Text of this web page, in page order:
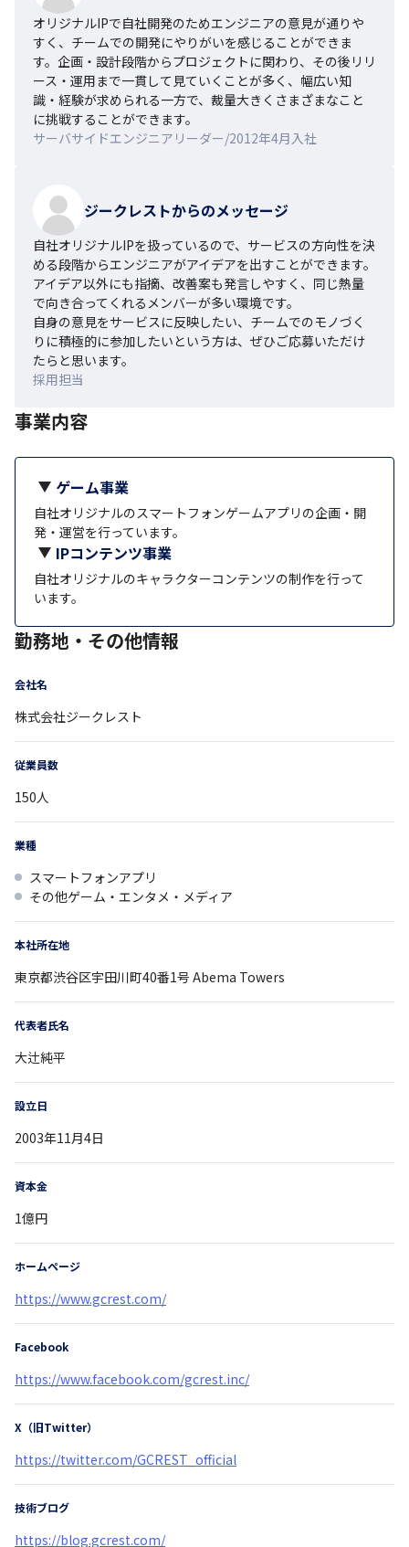
オリジナルIPで自社開発のためエンジニアの意見が通りや
すく、チームでの開発にやりがいを感じることができま
す。企画・設計段階からプロジェクトに関わり、その後リリ
ース・運用まで一貫して見ていくことが多く、幅広い知
識・経験が求められる一方で、裁量大きくさまざまなこと
に挑戦することができます。
サーバサイドエンジニアリーダー/2012年4月入社
ジークレストからのメッセージ
自社オリジナルIPを扱っているので、サービスの方向性を決
める段階からエンジニアがアイデアを出すことができます。
アイデア以外にも指摘、改善案も発言しやすく、同じ熱量
で向き合ってくれるメンバーが多い環境です。
自身の意見をサービスに反映したい、チームでのモノづく
りに積極的に参加したいという方は、ぜひご応募いただけ
たらと思います。
採用担当
事業内容
ゲーム事業
自社オリジナルのスマートフォンゲームアプリの企画・開
発・運営を行っています。
IPコンテンツ事業
自社オリジナルのキャラクターコンテンツの制作を行って
います。
勤務地・その他情報
会社名
株式会社ジークレスト
従業員数
150人
業種
スマートフォンアプリ
その他ゲーム・エンタメ・メディア
本社所在地
東京都渋谷区宇田川町40番1号 Abema Towers
代表者氏名
大辻純平
設立日
2003年11月4日
資本金
1億円
ホームページ
https://www.gcrest.com/
Facebook
https://www.facebook.com/gcrest.inc/
X（旧Twitter）
https://twitter.com/GCREST_official
技術ブログ
https://blog.gcrest.com/